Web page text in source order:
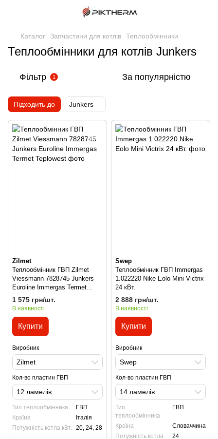
Каталог Запчастини для котлів Теплообмінники
Теплообмінники для котлів Junkers
Фільтр 1 За популярністю
Підходить до Junkers
Zilmet
Теплообмінник ГВП Zilmet
Viessmann 7828745 Junkers
Euroline Immergas Termet
Teplowest
1 575 грн/шт.
В наявності
Купити
Виробник
Zilmet
Кол-во пластин ГВП
12 ламелів
Тип теплообмінника
ГВП
Країна
Італія
Потужність котла кВт.
20, 24, 28
Swep
Теплообмінник ГВП Immergas
1.022220 Nike Eolo Mini Victrix
24 кВт.
2 888 грн/шт.
В наявності
Купити
Виробник
Swep
Кол-во пластин ГВП
14 ламелів
Тип
теплообмінника
ГВП
Країна
Словаччина
Потужність котла
24